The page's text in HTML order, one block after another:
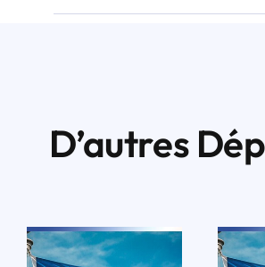
D’autres